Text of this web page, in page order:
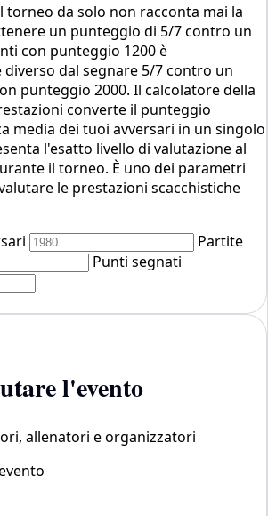
da solo non racconta mai la
un punteggio di 5/7 contro un
con punteggio 1200 è
dal segnare 5/7 contro un
punteggio 2000. Il calcolatore della
converte il punteggio
media dei tuoi avversari in un singolo
l'esatto livello di valutazione al
il torneo. È uno dei parametri
le prestazioni scacchistiche
Partite
Punti segnati
l'evento
allenatori e organizzatori